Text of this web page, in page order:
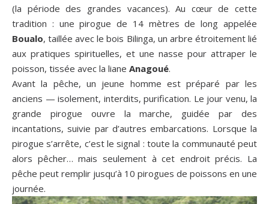
(la période des grandes vacances). Au cœur de cette
tradition : une pirogue de 14 mètres de long appelée
Boualo, taillée avec le bois Bilinga, un arbre étroitement lié
aux pratiques spirituelles, et une nasse pour attraper le
poisson, tissée avec la liane Anagoué.
Avant la pêche, un jeune homme est préparé par les
anciens — isolement, interdits, purification. Le jour venu, la
grande pirogue ouvre la marche, guidée par des
incantations, suivie par d’autres embarcations. Lorsque la
pirogue s’arrête, c’est le signal : toute la communauté peut
alors pêcher… mais seulement à cet endroit précis. La
pêche peut remplir jusqu’à 10 pirogues de poissons en une
journée.